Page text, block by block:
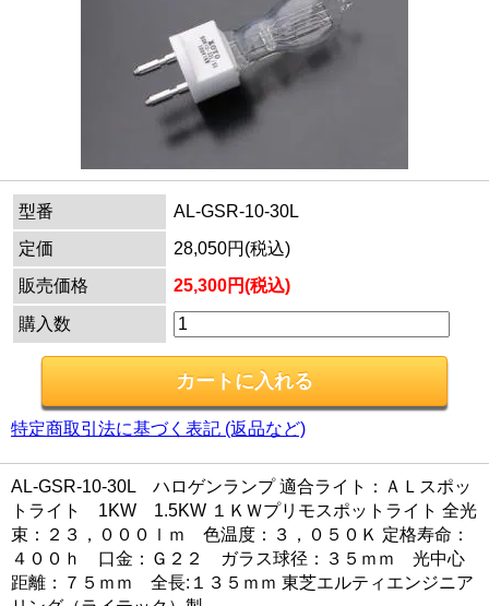
型番
AL-GSR-10-30L
定価
28,050円(税込)
販売価格
25,300円(税込)
購入数
特定商取引法に基づく表記 (返品など)
AL-GSR-10-30L ハロゲンランプ 適合ライト：ＡＬスポッ
トライト 1KW 1.5KW １ＫＷプリモスポットライト 全光
束：２３，０００ｌｍ 色温度：３，０５０Ｋ 定格寿命：
４００ｈ 口金：Ｇ２２ ガラス球径：３５ｍｍ 光中心
距離：７５ｍｍ 全長:１３５ｍｍ 東芝エルティエンジニア